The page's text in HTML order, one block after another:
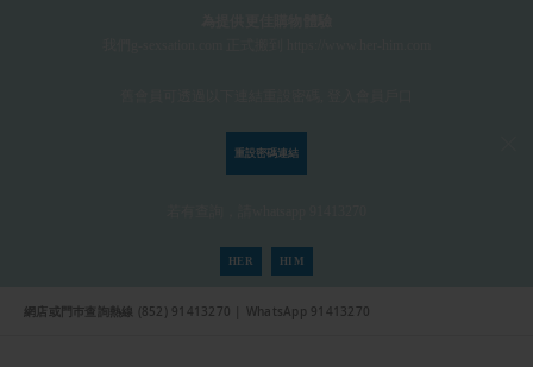
重設密碼連結
HER HIM
網店或門巿查詢熱線 (852) 91413270 | WhatsApp 91413270